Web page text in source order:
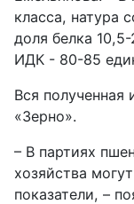
класса, натура
доля белка
ИДК - 80-85
Вся
«Зерно».
– В партиях
хозяйства
показатели, –